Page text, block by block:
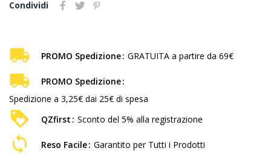
Condividi
PROMO Spedizione GRATUITA a partire da 69€
PROMO Spedizione
Spedizione a 3,25€ dai 25€ di spesa
QZfirst
Sconto del 5% alla registrazione
Reso Facile Garantito per Tutti i Prodotti